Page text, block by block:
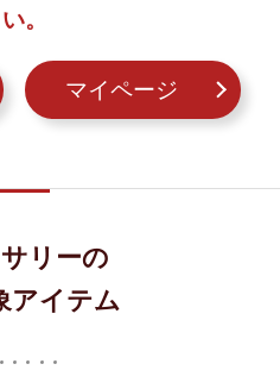
。
マイページ
リーの
アイテム